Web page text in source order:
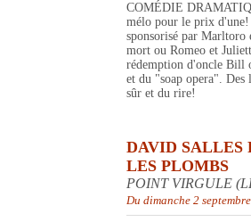
COMÉDIE
mélo pour le prix
sponsorisé par Marltoro
mort ou Romeo et
rédemption d'oncle Bill
et du "soap opera". Des
sûr et du rire!
DAVID SALLES
LES PLOMBS
POINT VIRGULE
Du dimanche 2